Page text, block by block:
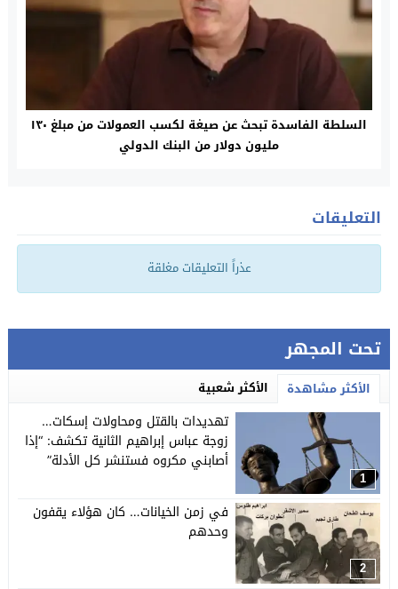
السلطة الفاسدة تبحث عن صيغة لكسب العمولات من مبلغ ١٣٠
مليون دولار من البنك الدولي
التعليقات
عذراً التعليقات مغلقة
تحت المجهر
الأكثر مشاهدة الأكثر شعبية
1
تهديدات بالقتل ومحاولات إسكات…
زوجة عباس إبراهيم الثانية تكشف: “إذا
أصابني مكروه فستنشر كل الأدلة”
2
في زمن الخيانات… كان هؤلاء يقفون
وحدهم